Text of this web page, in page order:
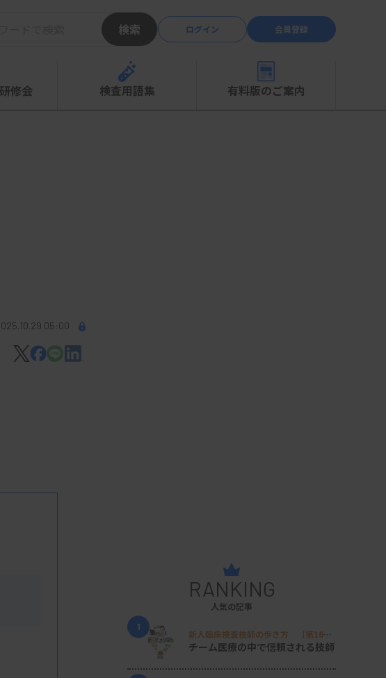
検索 ログイン 会員登録
修会 検査用語集 有料版のご案内
05:00
RANKING
人気の記事
1
新人臨床検査技師の歩き方 ［第16
回］
チーム医療の中で信頼される技師